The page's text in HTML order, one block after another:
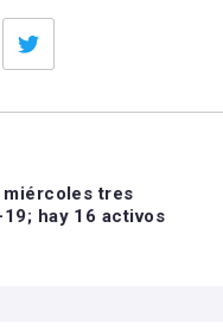
Facebook
miércoles tres
19; hay 16 activos